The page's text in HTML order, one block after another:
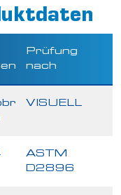
Prüfung
nach
VISUELL
ASTM
D2896